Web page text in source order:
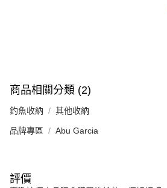
商品相關分類 (2)
釣魚收納 其他收納
品牌專區 Abu Garcia
評價